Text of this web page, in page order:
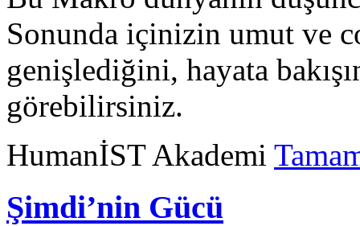
Sonunda içinizin umut ve
genişlediğini, hayata
görebilirsiniz.
HumanİST Akademi
Şimdi’nin Gücü